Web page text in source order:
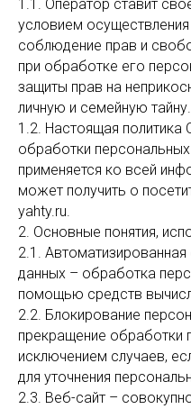
1.1. Оператор ставит
условием
соблюдение прав и
при обработке его
защиты прав на
личную и семейную тайну.
1.2. Настоящая политика
обработки
применяется ко всей
может получить о
yahty.ru.
2. Основные понятия,
2.1.
данных – обработка
помощью средств
2.2. Блокирование
прекращение обработки
исключением случаев,
для уточнения
2.3. Веб-сайт –